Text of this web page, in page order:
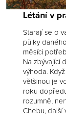
Létání v
Starají se o
půlky
měsíci
Na zbývající
výhoda.
většinou je
roku
rozumně,
Chebu, další